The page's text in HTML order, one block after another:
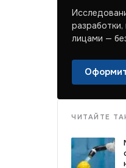
лицами —
ЧИТАЙТЕ